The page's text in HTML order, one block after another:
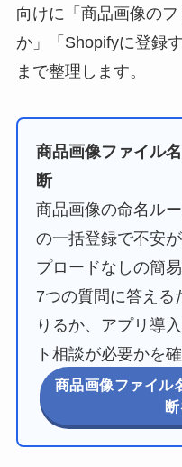
向けに「商品画像の
か」「Shopifyに登録
まで整理します。
商品画像ファイル
断
商品画像の命名ル
の一括登録で不安
プロードなしの簡
7つの質問に答える
りるか、アプリ導
ト相談が必要かを
商品画像ファイル